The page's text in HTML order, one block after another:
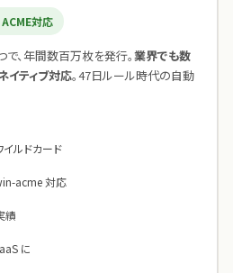
ACME対応
、年間数百万枚を発行。業界でも数
イティブ対応。47日ルール時代の自動
イルドカード
acme 対応
績
に